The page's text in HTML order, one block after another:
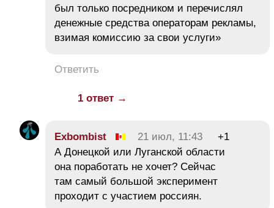
был только посредником и перечислял
денежные средства операторам рекламы,
взимая комиссию за свои услуги»
Ответить
1 ответ →
Exbombist 21 июл, 11:43
+1
А Донецкой или Луганской области
она поработать не хочет? Сейчас
там самый большой эксперимент
проходит с участием россиян.